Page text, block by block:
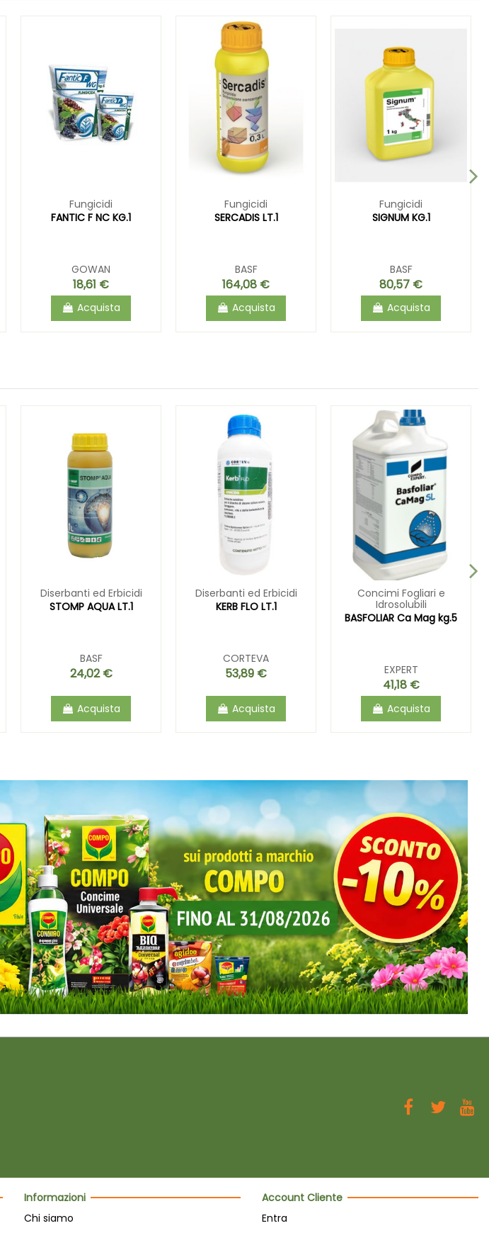
Fungicidi
FANTIC F NC KG.1
GOWAN
18,61 €
Acquista
Fungicidi
SERCADIS LT.1
BASF
164,08 €
Acquista
Fungicidi
SIGNUM KG.1
BASF
80,57 €
Acquista
Diserbanti ed Erbicidi
STOMP AQUA LT.1
BASF
24,02 €
Acquista
Diserbanti ed Erbicidi
KERB FLO LT.1
CORTEVA
53,89 €
Acquista
Concimi Fogliari e
Idrosolubili
BASFOLIAR Ca Mag kg.5
EXPERT
41,18 €
Acquista
Informazioni
Chi siamo
Account Cliente
Entra